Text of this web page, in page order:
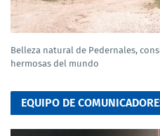
Belleza natural de Pedernales,
hermosas del mundo
EQUIPO DE